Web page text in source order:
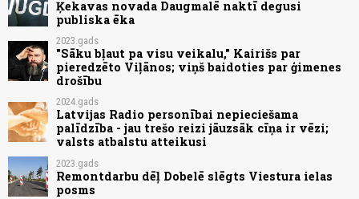
Ķekavas novada Daugmalē naktī degusi
publiska ēka
2023.gads
"Sāku bļaut pa visu veikalu," Kairišs par
pieredzēto Viļānos; viņš baidoties par ģimenes
drošību
2024.gads
Latvijas Radio personībai nepieciešama
palīdzība - jau trešo reizi jāuzsāk cīņa ir vēzi;
valsts atbalstu atteikusi
2023.gads
Remontdarbu dēļ Dobelē slēgts Viestura ielas
posms